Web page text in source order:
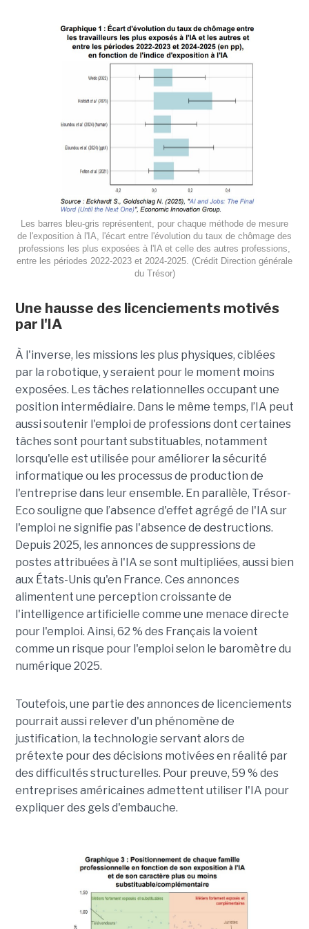
Les barres bleu-gris représentent, pour chaque méthode de mesure
de l'exposition à l'IA, l'écart entre l'évolution du taux de chômage des
professions les plus exposées à l'IA et celle des autres professions,
entre les périodes 2022-2023 et 2024-2025. (Crédit Direction générale
du Trésor)
Une hausse des licenciements motivés
par l'IA
À l'inverse, les missions les plus physiques, ciblées
par la robotique, y seraient pour le moment moins
exposées. Les tâches relationnelles occupant une
position intermédiaire. Dans le même temps, l’IA peut
aussi soutenir l'emploi de professions dont certaines
tâches sont pourtant substituables, notamment
lorsqu'elle est utilisée pour améliorer la sécurité
informatique ou les processus de production de
l'entreprise dans leur ensemble. En parallèle, Trésor-
Eco souligne que l’absence d'effet agrégé de l'IA sur
l'emploi ne signifie pas l'absence de destructions.
Depuis 2025, les annonces de suppressions de
postes attribuées à l'IA se sont multipliées, aussi bien
aux États-Unis qu'en France. Ces annonces
alimentent une perception croissante de
l'intelligence artificielle comme une menace directe
pour l'emploi. Ainsi, 62 % des Français la voient
comme un risque pour l'emploi selon le baromètre du
numérique 2025.
Toutefois, une partie des annonces de licenciements
pourrait aussi relever d'un phénomène de
justification, la technologie servant alors de
prétexte pour des décisions motivées en réalité par
des difficultés structurelles. Pour preuve, 59 % des
entreprises américaines admettent utiliser l'IA pour
expliquer des gels d'embauche.